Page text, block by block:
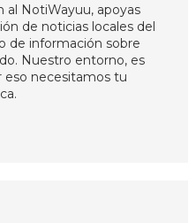
al NotiWayuu, apoyas
de noticias locales del
de información sobre
Nuestro entorno, es
eso necesitamos tu